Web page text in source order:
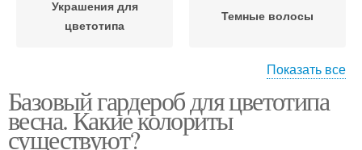
Украшения для
цветотипа
Темные волосы
Весенний девушка Светлые волосы
Показать все
Базовый гардероб для цветотипа
весна. Какие колориты
существуют?